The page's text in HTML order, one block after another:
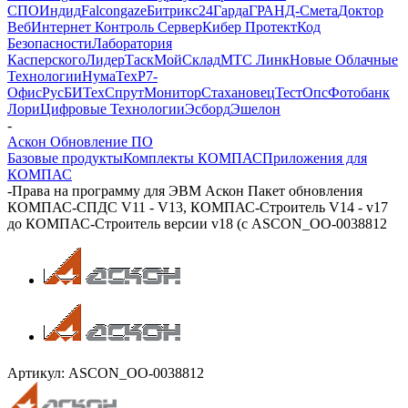
СПОИндидFalcongazeБитрикс24ГардаГРАНД-СметаДоктор
ВебИнтернет Контроль СерверКибер ПротектКод
БезопасностиЛаборатория
КасперскогоЛидерТаскМойСкладМТС ЛинкНовые Облачные
ТехнологииНумаТехР7-
ОфисРусБИТехСпрутМониторСтахановецТестОпсФотобанк
ЛориЦифровые ТехнологииЭсбордЭшелон
-
Аскон Обновление ПО
Базовые продуктыКомплекты КОМПАСПриложения для
КОМПАС
-Права на программу для ЭВМ Аскон Пакет обновления
КОМПАС-СПДС V11 - V13, КОМПАС-Строитель V14 - v17
до КОМПАС-Строитель версии v18 (с ASCON_ОО-0038812
Артикул: ASCON_ОО-0038812